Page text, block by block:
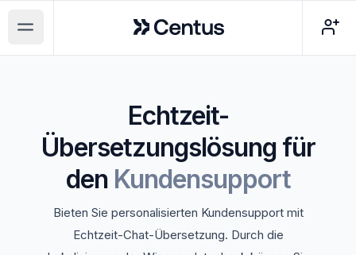
Open main menu
Centus
Echtzeit-
Übersetzungslösungfür
den Kundensupport
Bieten Sie personalisierten Kundensupport mit
Echtzeit-Chat-Übersetzung. Durch die